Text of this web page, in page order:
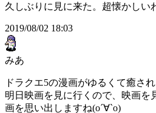
久しぶりに見に来た。超懐かしい
2019/08/02 18:03
みあ
ドラクエ5の漫画がゆるくて癒され
明日映画を見に行くので、映画を
画を思い出しますね(о´∀`о)